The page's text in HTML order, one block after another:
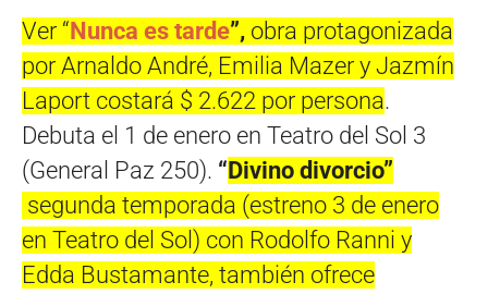
Ver “Nunca es tarde”, obra protagonizada
por Arnaldo André, Emilia Mazer y Jazmín
Laport costará $ 2.622 por persona.
Debuta el 1 de enero en Teatro del Sol 3
(General Paz 250). “Divino divorcio”
segunda temporada (estreno 3 de enero
en Teatro del Sol) con Rodolfo Ranni y
Edda Bustamante, también ofrece